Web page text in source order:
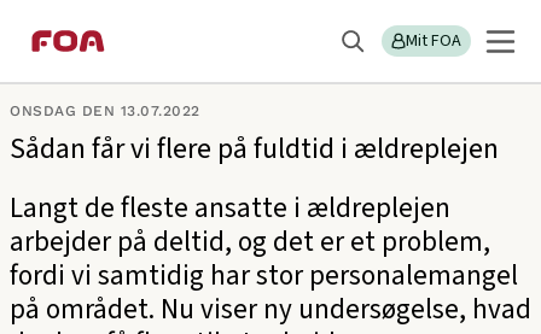
til
hovedindhold
til
hovedmenu
Søg Mit FOA
menu
Pressemeddelelser
ONSDAG DEN 13.07.2022
Sådan får vi flere på fuldtid i ældreplejen
Langt de fleste ansatte i ældreplejen
arbejder på deltid, og det er et problem,
fordi vi samtidig har stor personalemangel
på området. Nu viser ny undersøgelse, hvad